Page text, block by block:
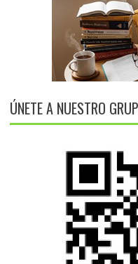
ÚNETE A NUESTRO